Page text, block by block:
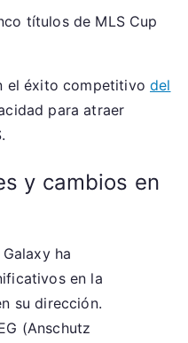
títulos de MLS Cup
el éxito competitivodel
para atraer
y cambios en
ha
en la
su dirección.
(Anschutz